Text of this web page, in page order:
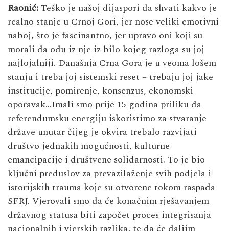
Raonić:Teško je našoj dijaspori da shvati kakvo je
realno stanje u Crnoj Gori, jer nose veliki emotivni
naboj, što je fascinantno, jer upravo oni koji su
morali da odu iz nje iz bilo kojeg razloga su joj
najlojalniji. Današnja Crna Gora je u veoma lošem
stanju i treba joj sistemski reset – trebaju joj jake
institucije, pomirenje, konsenzus, ekonomski
oporavak…Imali smo prije 15 godina priliku da
referendumsku energiju iskoristimo za stvaranje
države unutar čijeg je okvira trebalo razvijati
društvo jednakih mogućnosti, kulturne
emancipacije i društvene solidarnosti. To je bio
ključni preduslov za prevazilaženje svih podjela i
istorijskih trauma koje su otvorene tokom raspada
SFRJ. Vjerovali smo da će konačnim rješavanjem
državnog statusa biti započet proces integrisanja